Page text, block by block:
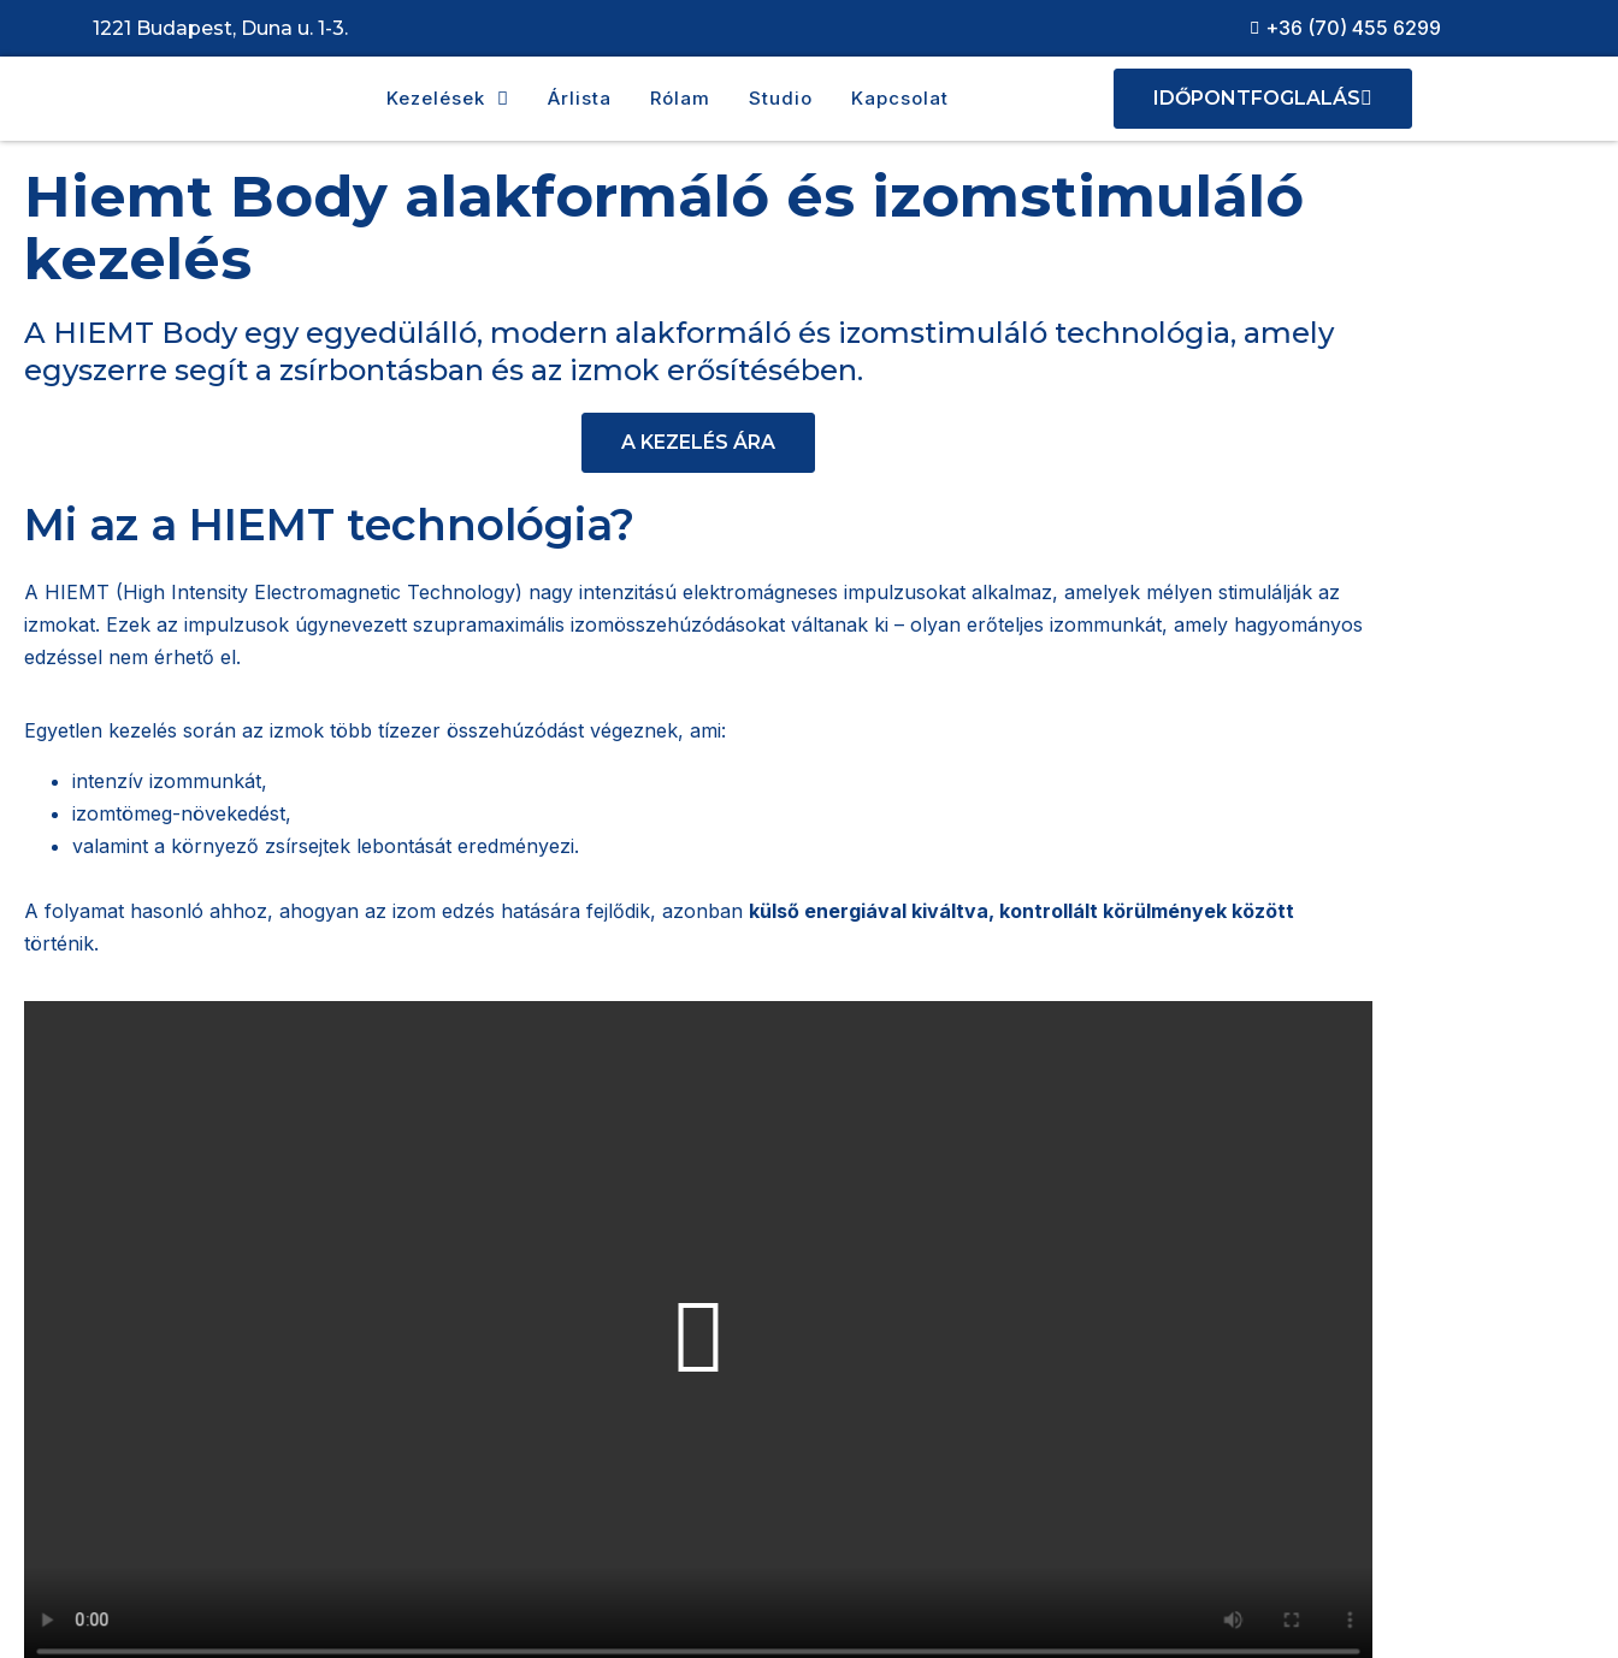
1221 Budapest, Duna u. 1-3. +36 (70) 455 6299
Kezelések Árlista Rólam Studio Kapcsolat IDŐPONTFOGLALÁS
Hiemt Body alakformáló és izomstimuláló
kezelés
A HIEMT Body egy egyedülálló, modern alakformáló és izomstimuláló technológia, amely
egyszerre segít a zsírbontásban és az izmok erősítésében.
A KEZELÉS ÁRA
Mi az a HIEMT technológia?
A HIEMT (High Intensity Electromagnetic Technology) nagy intenzitású elektromágneses impulzusokat alkalmaz, amelyek mélyen stimulálják az
izmokat. Ezek az impulzusok úgynevezett szupramaximális izomösszehúzódásokat váltanak ki – olyan erőteljes izommunkát, amely hagyományos
edzéssel nem érhető el.
Egyetlen kezelés során az izmok több tízezer összehúzódást végeznek, ami:
intenzív izommunkát,
izomtömeg-növekedést,
valamint a környező zsírsejtek lebontását eredményezi.
A folyamat hasonló ahhoz, ahogyan az izom edzés hatására fejlődik, azonban külső energiával kiváltva, kontrollált körülmények között
történik.